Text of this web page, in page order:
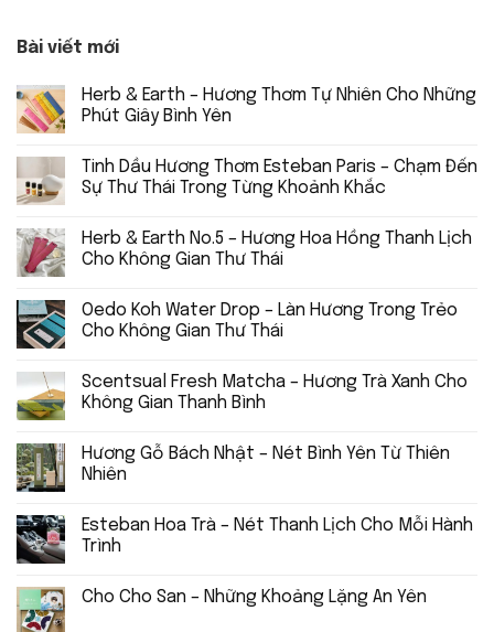
Bài viết mới
Herb & Earth – Hương Thơm Tự Nhiên Cho Những
Phút Giây Bình Yên
Tinh Dầu Hương Thơm Esteban Paris – Chạm Đến
Sự Thư Thái Trong Từng Khoảnh Khắc
Herb & Earth No.5 – Hương Hoa Hồng Thanh Lịch
Cho Không Gian Thư Thái
Oedo Koh Water Drop – Làn Hương Trong Trẻo
Cho Không Gian Thư Thái
Scentsual Fresh Matcha – Hương Trà Xanh Cho
Không Gian Thanh Bình
Hương Gỗ Bách Nhật – Nét Bình Yên Từ Thiên
Nhiên
Esteban Hoa Trà – Nét Thanh Lịch Cho Mỗi Hành
Trình
Cho Cho San – Những Khoảng Lặng An Yên